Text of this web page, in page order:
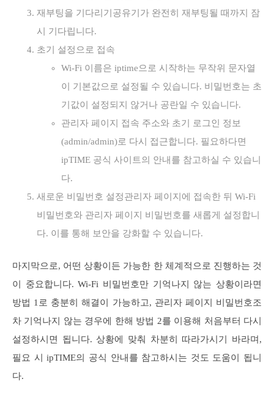
재부팅을 기다리기공유기가 완전히 재부팅될 때까지 잠
시 기다립니다.
초기 설정으로 접속
Wi‑Fi 이름은 iptime으로 시작하는 무작위 문자열
이 기본값으로 설정될 수 있습니다. 비밀번호는 초
기값이 설정되지 않거나 공란일 수 있습니다.
관리자 페이지 접속 주소와 초기 로그인 정보
(admin/admin)로 다시 접근합니다. 필요하다면
ipTIME 공식 사이트의 안내를 참고하실 수 있습니
다.
새로운 비밀번호 설정관리자 페이지에 접속한 뒤 Wi‑Fi
비밀번호와 관리자 페이지 비밀번호를 새롭게 설정합니
다. 이를 통해 보안을 강화할 수 있습니다.
마지막으로, 어떤 상황이든 가능한 한 체계적으로 진행하는 것
이 중요합니다. Wi‑Fi 비밀번호만 기억나지 않는 상황이라면
방법 1로 충분히 해결이 가능하고, 관리자 페이지 비밀번호조
차 기억나지 않는 경우에 한해 방법 2를 이용해 처음부터 다시
설정하시면 됩니다. 상황에 맞춰 차분히 따라가시기 바라며,
필요 시 ipTIME의 공식 안내를 참고하시는 것도 도움이 됩니
다.